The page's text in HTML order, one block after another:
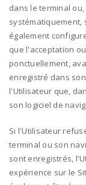
dans le terminal
systématiquement,
également
que l'acceptation
ponctuellement,
enregistré dans
l'Utilisateur que,
son logiciel de
Si l'Utilisateur
terminal ou son
sont enregistrés,
expérience sur le